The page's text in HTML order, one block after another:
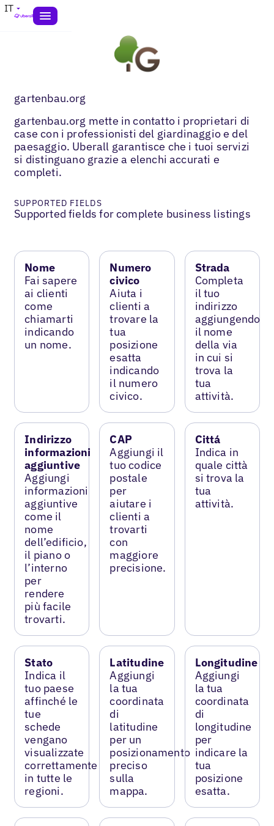
IT
gartenbau.org
gartenbau.org mette in contatto i proprietari di
case con i professionisti del giardinaggio e del
paesaggio. Uberall garantisce che i tuoi servizi
si distinguano grazie a elenchi accurati e
completi.
SUPPORTED FIELDS
Supported fields for complete business listings
Nome
Fai sapere
ai clienti
come
chiamarti
indicando
un nome.
Numero
civico
Aiuta i
clienti a
trovare la
tua
posizione
esatta
indicando
il numero
civico.
Strada
Completa
il tuo
indirizzo
aggiungendo
il nome
della via
in cui si
trova la
tua
attività.
Indirizzo
informazioni
aggiuntive
Aggiungi
informazioni
aggiuntive
come il
nome
dell’edificio,
il piano o
l’interno
per
rendere
più facile
trovarti.
CAP
Aggiungi il
tuo codice
postale
per
aiutare i
clienti a
trovarti
con
maggiore
precisione.
Cittá
Indica in
quale città
si trova la
tua
attività.
Stato
Indica il
tuo paese
affinché le
tue
schede
vengano
visualizzate
correttamente
in tutte le
regioni.
Latitudine
Aggiungi
la tua
coordinata
di
latitudine
per un
posizionamento
preciso
sulla
mappa.
Longitudine
Aggiungi
la tua
coordinata
di
longitudine
per
indicare la
tua
posizione
esatta.